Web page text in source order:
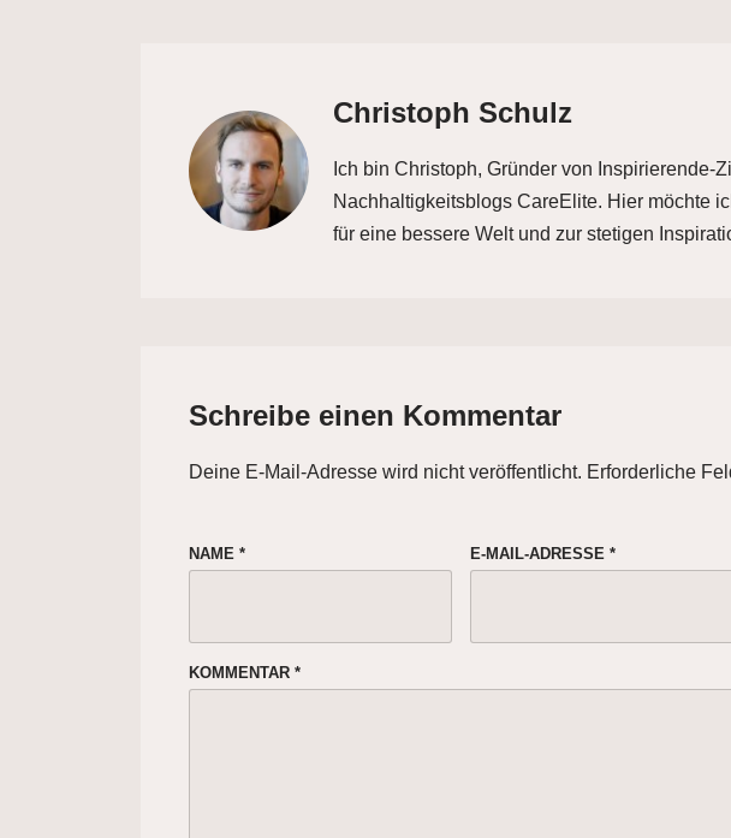
Christoph Schulz
Ich bin Christoph, Gründer von Inspirierende-
Nachhaltigkeitsblogs CareElite. Hier möchte
für eine bessere Welt und zur stetigen
Schreibe einen Kommentar
Deine E-Mail-Adresse wird nicht veröffentlicht. Erforderliche
NAME * E-MAIL-ADRESSE*
KOMMENTAR *